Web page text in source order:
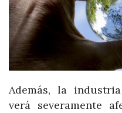
Además, la
verá severamente